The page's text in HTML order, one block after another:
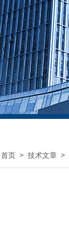
首页 > 技术文章 >